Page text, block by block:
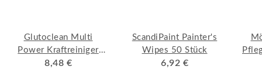
Glutoclean Multi
Power Kraftreiniger
MKX 750 ml
8,48 €
ScandiPaint Painter's
Wipes 50 Stück
6,92 €